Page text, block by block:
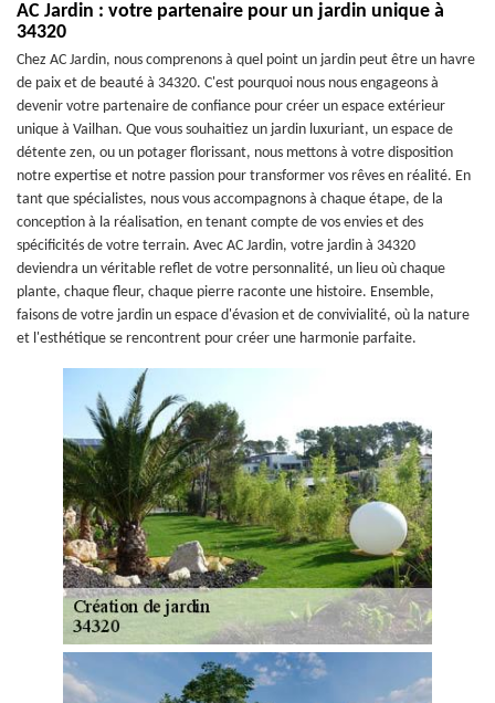
AC Jardin : votre partenaire pour un jardin unique à
34320
Chez AC Jardin, nous comprenons à quel point un jardin peut être un havre
de paix et de beauté à 34320. C'est pourquoi nous nous engageons à
devenir votre partenaire de confiance pour créer un espace extérieur
unique à Vailhan. Que vous souhaitiez un jardin luxuriant, un espace de
détente zen, ou un potager florissant, nous mettons à votre disposition
notre expertise et notre passion pour transformer vos rêves en réalité. En
tant que spécialistes, nous vous accompagnons à chaque étape, de la
conception à la réalisation, en tenant compte de vos envies et des
spécificités de votre terrain. Avec AC Jardin, votre jardin à 34320
deviendra un véritable reflet de votre personnalité, un lieu où chaque
plante, chaque fleur, chaque pierre raconte une histoire. Ensemble,
faisons de votre jardin un espace d'évasion et de convivialité, où la nature
et l'esthétique se rencontrent pour créer une harmonie parfaite.